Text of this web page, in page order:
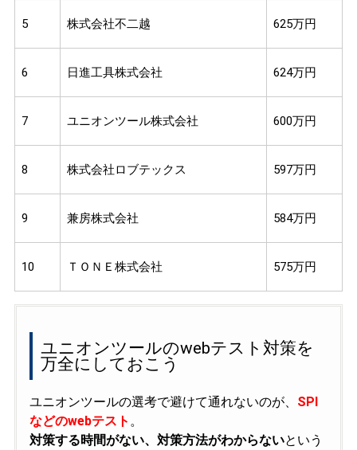
5 株式会社不二越 625万円
6 日進工具株式会社 624万円
7 ユニオンツール株式会社 600万円
8 株式会社ロブテックス 597万円
9 兼房株式会社 584万円
10 ＴＯＮＥ株式会社 575万円
ユニオンツールのwebテスト対策を
万全にしておこう
ユニオンツールの選考で避けて通れないのが、 SPI
などのwebテスト 。
対策する時間がない、対策方法がわからないという